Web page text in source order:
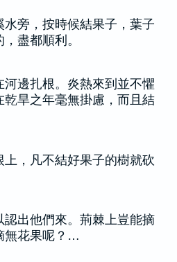
旁，按時候結果子，葉子
盡都順利。
邊扎根。炎熱來到並不懼
旱之年毫無掛慮，而且結
，凡不結好果子的樹就砍
認出他們來。荊棘上豈能摘
無花果呢？…